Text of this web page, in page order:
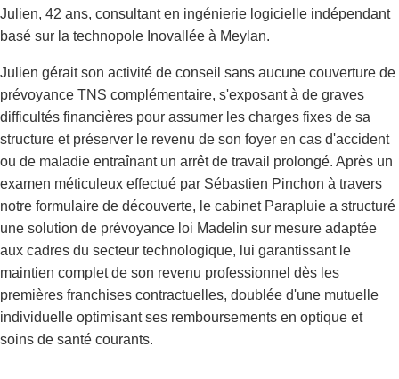
Julien, 42 ans, consultant en ingénierie logicielle indépendant
basé sur la technopole Inovallée à Meylan.
Julien gérait son activité de conseil sans aucune couverture de
prévoyance TNS complémentaire, s'exposant à de graves
difficultés financières pour assumer les charges fixes de sa
structure et préserver le revenu de son foyer en cas d'accident
ou de maladie entraînant un arrêt de travail prolongé. Après un
examen méticuleux effectué par Sébastien Pinchon à travers
notre formulaire de découverte, le cabinet Parapluie a structuré
une solution de prévoyance loi Madelin sur mesure adaptée
aux cadres du secteur technologique, lui garantissant le
maintien complet de son revenu professionnel dès les
premières franchises contractuelles, doublée d'une mutuelle
individuelle optimisant ses remboursements en optique et
soins de santé courants.